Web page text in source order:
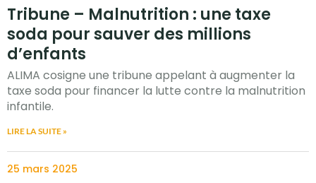
Tribune – Malnutrition : une taxe
soda pour sauver des millions
d’enfants
ALIMA cosigne une tribune appelant à augmenter la
taxe soda pour financer la lutte contre la malnutrition
infantile.
LIRE LA SUITE »
25 mars 2025